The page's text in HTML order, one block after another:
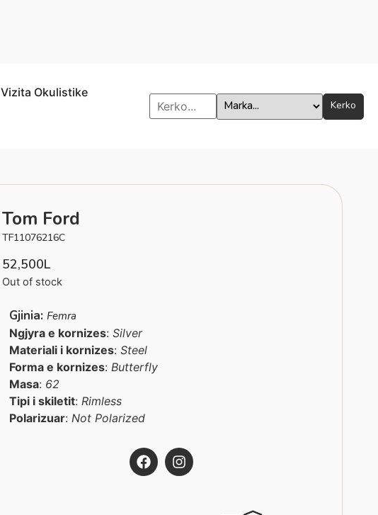
Vizita Okulistike
Kerko
Tom Ford
TF11076216C
52,500L
Out of stock
Gjinia:Femra
Ngjyra e kornizes:Silver
Materiali i kornizes:Steel
Forma e kornizes:Butterfly
Masa: 62
Tipi i skiletit:Rimless
Polarizuar:Not Polarized